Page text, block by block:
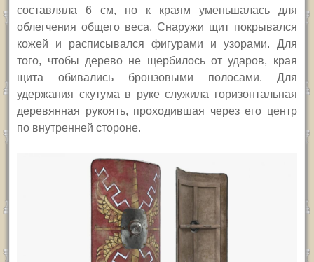
составляла 6 см, но к краям уменьшалась для
облегчения общего веса. Снаружи щит покрывался
кожей и расписывался фигурами и узорами. Для
того, чтобы дерево не щербилось от ударов, края
щитаобивались бронзовыми полосами. Для
удержания скутума в руке служила горизонтальная
деревянная рукоять, проходившая через его центр
по внутренней стороне.